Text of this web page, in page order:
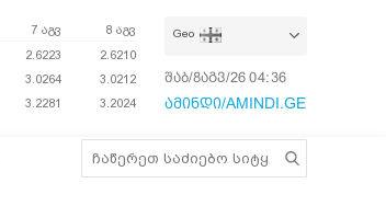
7 აგვ
8 აგვ
2.6223
2.6210
3.0264
3.0212
3.2281 3.2024
Geo
შაბ/8აგვ/26 04:36:25
ამინდი/AMINDI.GE